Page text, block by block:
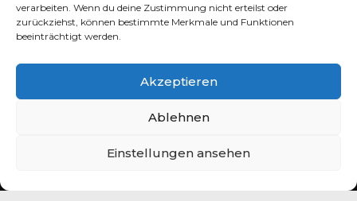
verarbeiten. Wenn du deine Zustimmung nicht erteilst oder
zurückziehst, können bestimmte Merkmale und Funktionen
beeinträchtigt werden.
Akzeptieren
Ablehnen
Einstellungen ansehen
Motorsportclub MC Flöha e.V. im ADMV - 2025
Satzung Datenschutz
Impressum